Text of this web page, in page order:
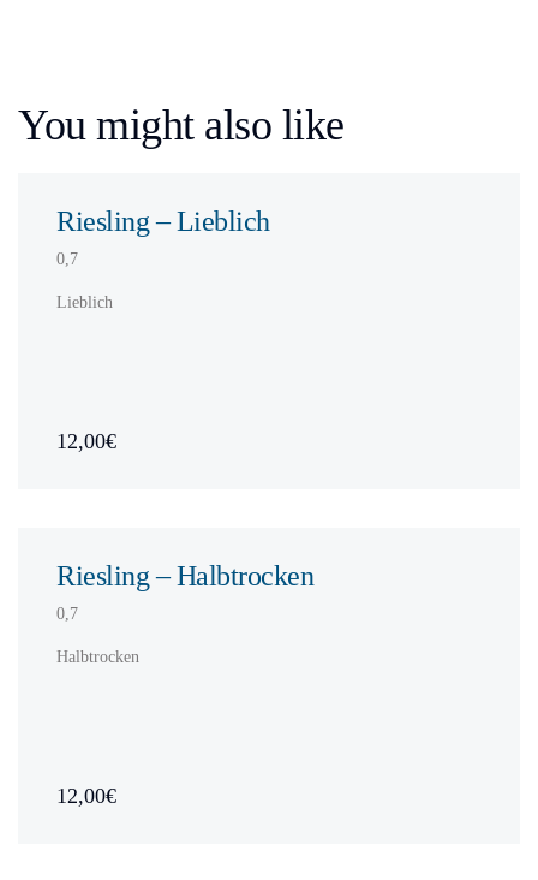
You might also like
Riesling – Lieblich
0,7
Lieblich
12,00€
Riesling – Halbtrocken
0,7
Halbtrocken
12,00€